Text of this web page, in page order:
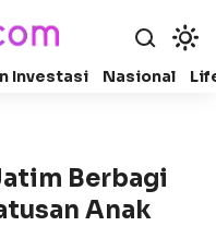
Investasi Nasional
Berbagi
Anak